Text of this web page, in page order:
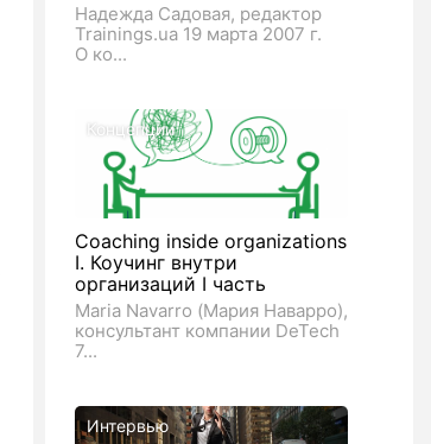
Надежда Садовая, редактор
Trainings.ua 19 марта 2007 г.
О ко...
Концепции
Coaching inside organizations
I. Коучинг внутри
организаций I часть
Maria Navarro (Мария Наварро),
консультант компании DeTech
7...
Интервью